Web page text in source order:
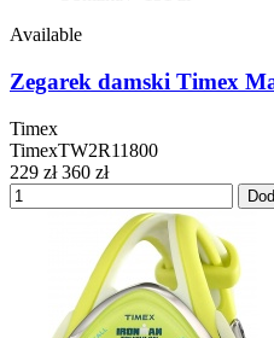
Available
Zegarek damski Timex
Timex
TimexTW2R11800
229 zł 360 zł